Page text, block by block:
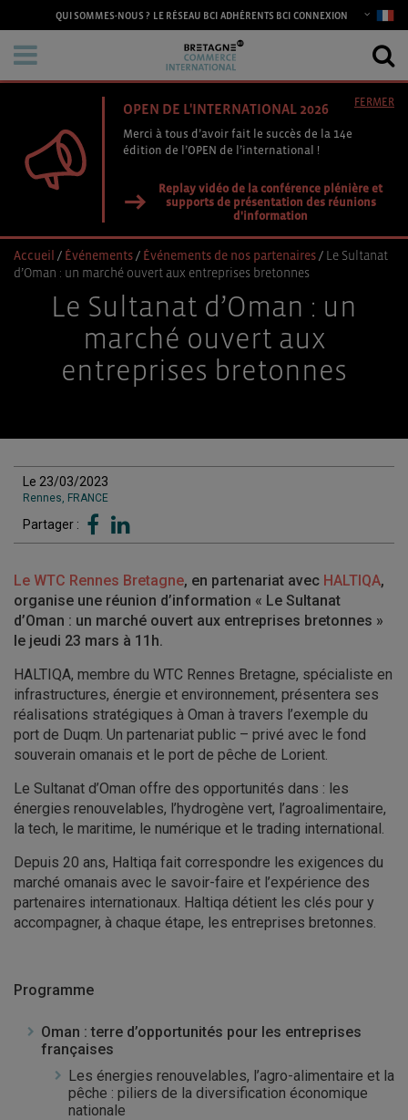
QUI SOMMES-NOUS ? LE RÉSEAU BCI ADHÉRENTS BCI CONNEXION
OPEN DE L'INTERNATIONAL 2026
Merci à tous d’avoir fait le succès de la 14e
édition de l’OPEN de l’international !
Replay vidéo de la conférence plénière et
supports de présentation des réunions
d'information
FERMER
Accueil / Événements/ Événements de nos partenaires/ Le Sultanat
d’Oman : un marché ouvert aux entreprises bretonnes
Le Sultanat d’Oman : un
marché ouvert aux
entreprises bretonnes
Le 23/03/2023
Rennes, FRANCE
Partager :
Le WTC Rennes Bretagne, en partenariat avec HALTIQA,
organise une réunion d’information « Le Sultanat
d’Oman : un marché ouvert aux entreprises bretonnes »
le jeudi 23 mars à 11h.
HALTIQA, membre du WTC Rennes Bretagne, spécialiste en
infrastructures, énergie et environnement, présentera ses
réalisations stratégiques à Oman à travers l’exemple du
port de Duqm. Un partenariat public – privé avec le fond
souverain omanais et le port de pêche de Lorient.
Le Sultanat d’Oman offre des opportunités dans : les
énergies renouvelables, l’hydrogène vert, l’agroalimentaire,
la tech, le maritime, le numérique et le trading international.
Depuis 20 ans, Haltiqa fait correspondre les exigences du
marché omanais avec le savoir-faire et l’expérience des
partenaires internationaux. Haltiqa détient les clés pour y
accompagner, à chaque étape, les entreprises bretonnes.
Programme
Oman : terre d’opportunités pour les entreprises
françaises
Les énergies renouvelables, l’agro-alimentaire et la
pêche : piliers de la diversification économique
nationale